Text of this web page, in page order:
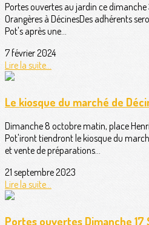
Portes ouvertes au jardin ce dimanche
Orangères à DécinesDes adhérents
Pot's après une...
7 février 2024
Lire la suite...
Le kiosque du marché de
Dimanche 8 octobre matin, place
Pot'iront tiendront le kiosque du
et vente de préparations...
21 septembre 2023
Lire la suite...
Portes ouvertes Dimanche 17